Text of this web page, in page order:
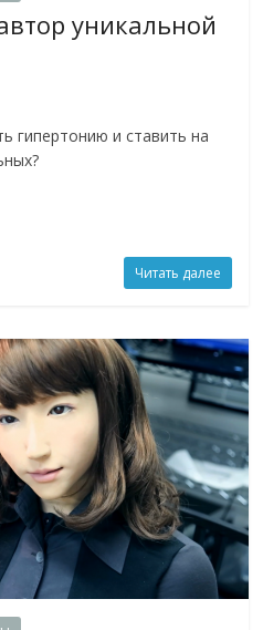
уникальной
гипертонию и ставить на
Читать далее